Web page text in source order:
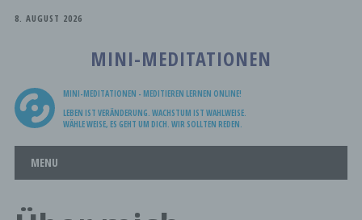
8. AUGUST 2026
MINI-MEDITATIONEN
MINI-MEDITATIONEN - MEDITIEREN LERNEN ONLINE!
LEBEN IST VERÄNDERUNG. WACHSTUM IST WAHLWEISE.
WÄHLE WEISE, ES GEHT UM DICH. WIR SOLLTEN REDEN.
Main menu
MENU